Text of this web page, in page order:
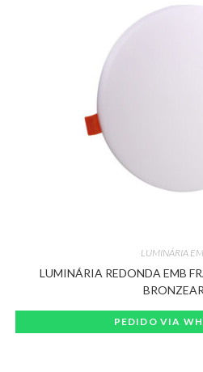
LUMINÁRIA
LUMINÁRIA REDONDA EMB
PEDIDO VIA